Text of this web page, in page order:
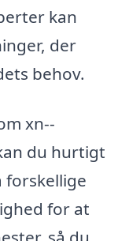
kan
der
behov.
xn--
du hurtigt
for at